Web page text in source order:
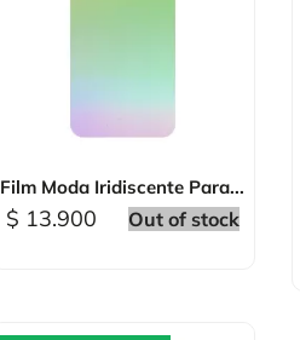
Vista rápida
Film Moda Iridiscente Para...
$ 13.900 Out of stock